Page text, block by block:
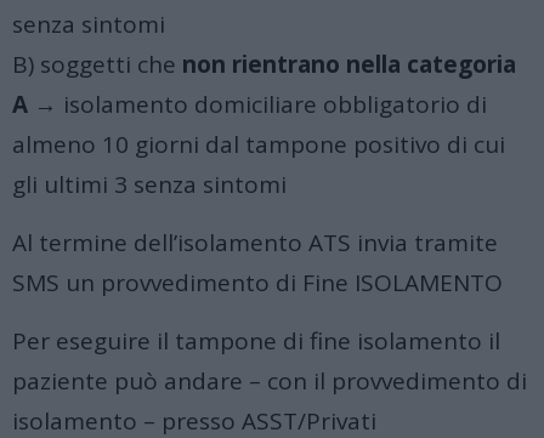
senza sintomi
B) soggetti che non rientrano nella categoria
A → isolamento domiciliare obbligatorio di
almeno 10 giorni dal tampone positivo di cui
gli ultimi 3 senza sintomi
Al termine dell’isolamento ATS invia tramite
SMS un provvedimento di Fine ISOLAMENTO
Per eseguire il tampone di fine isolamento il
paziente può andare – con il provvedimento di
isolamento – presso ASST/Privati